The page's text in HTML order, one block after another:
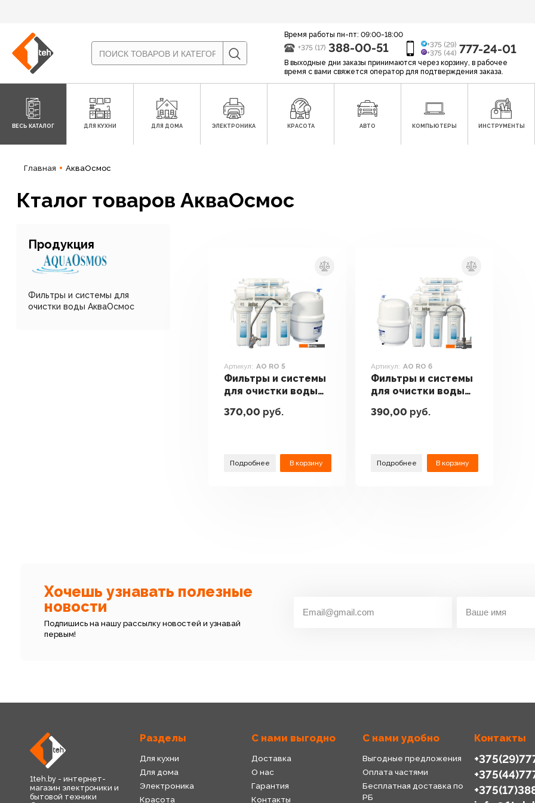
Время работы пн-пт: 09:00-18:00
+375 (17) 388-00-51
+375 (29)
+375 (44) 777-24-01
В выходные дни заказы принимаются через корзину, в рабочее
время с вами свяжется оператор для подтверждения заказа.
ВЕСЬ КАТАЛОГ ДЛЯ КУХНИ ДЛЯ ДОМА ЭЛЕКТРОНИКА КРАСОТА АВТО КОМПЬЮТЕРЫ ИНСТРУМЕНТЫ
Главная АкваОсмос
Кталог товаров АкваОсмос
Продукция
Фильтры и системы для
очистки воды АкваОсмос
Артикул: АО RO 5
Фильтры и системы
для очистки воды
370,00 руб.
Подробнее В корзину
Артикул: AO RO 6
Фильтры и системы
для очистки воды
390,00 руб.
Подробнее В корзину
Хочешь узнавать полезные
новости
Подпишись на нашу рассылку новостей и узнавай
первым!
1teh.by - интернет-
магазин электроники и
бытовой техники
Разделы
Для кухни
Для дома
Электроника
Красота
С нами выгодно
Доставка
О нас
Гарантия
Контакты
С нами удобно
Выгодные предложения
Оплата частями
Бесплатная доставка по
РБ
Контакты